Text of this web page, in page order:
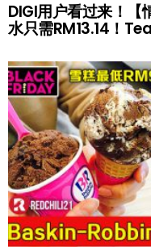
DIGI用户看过来！
水只需RM13.14！